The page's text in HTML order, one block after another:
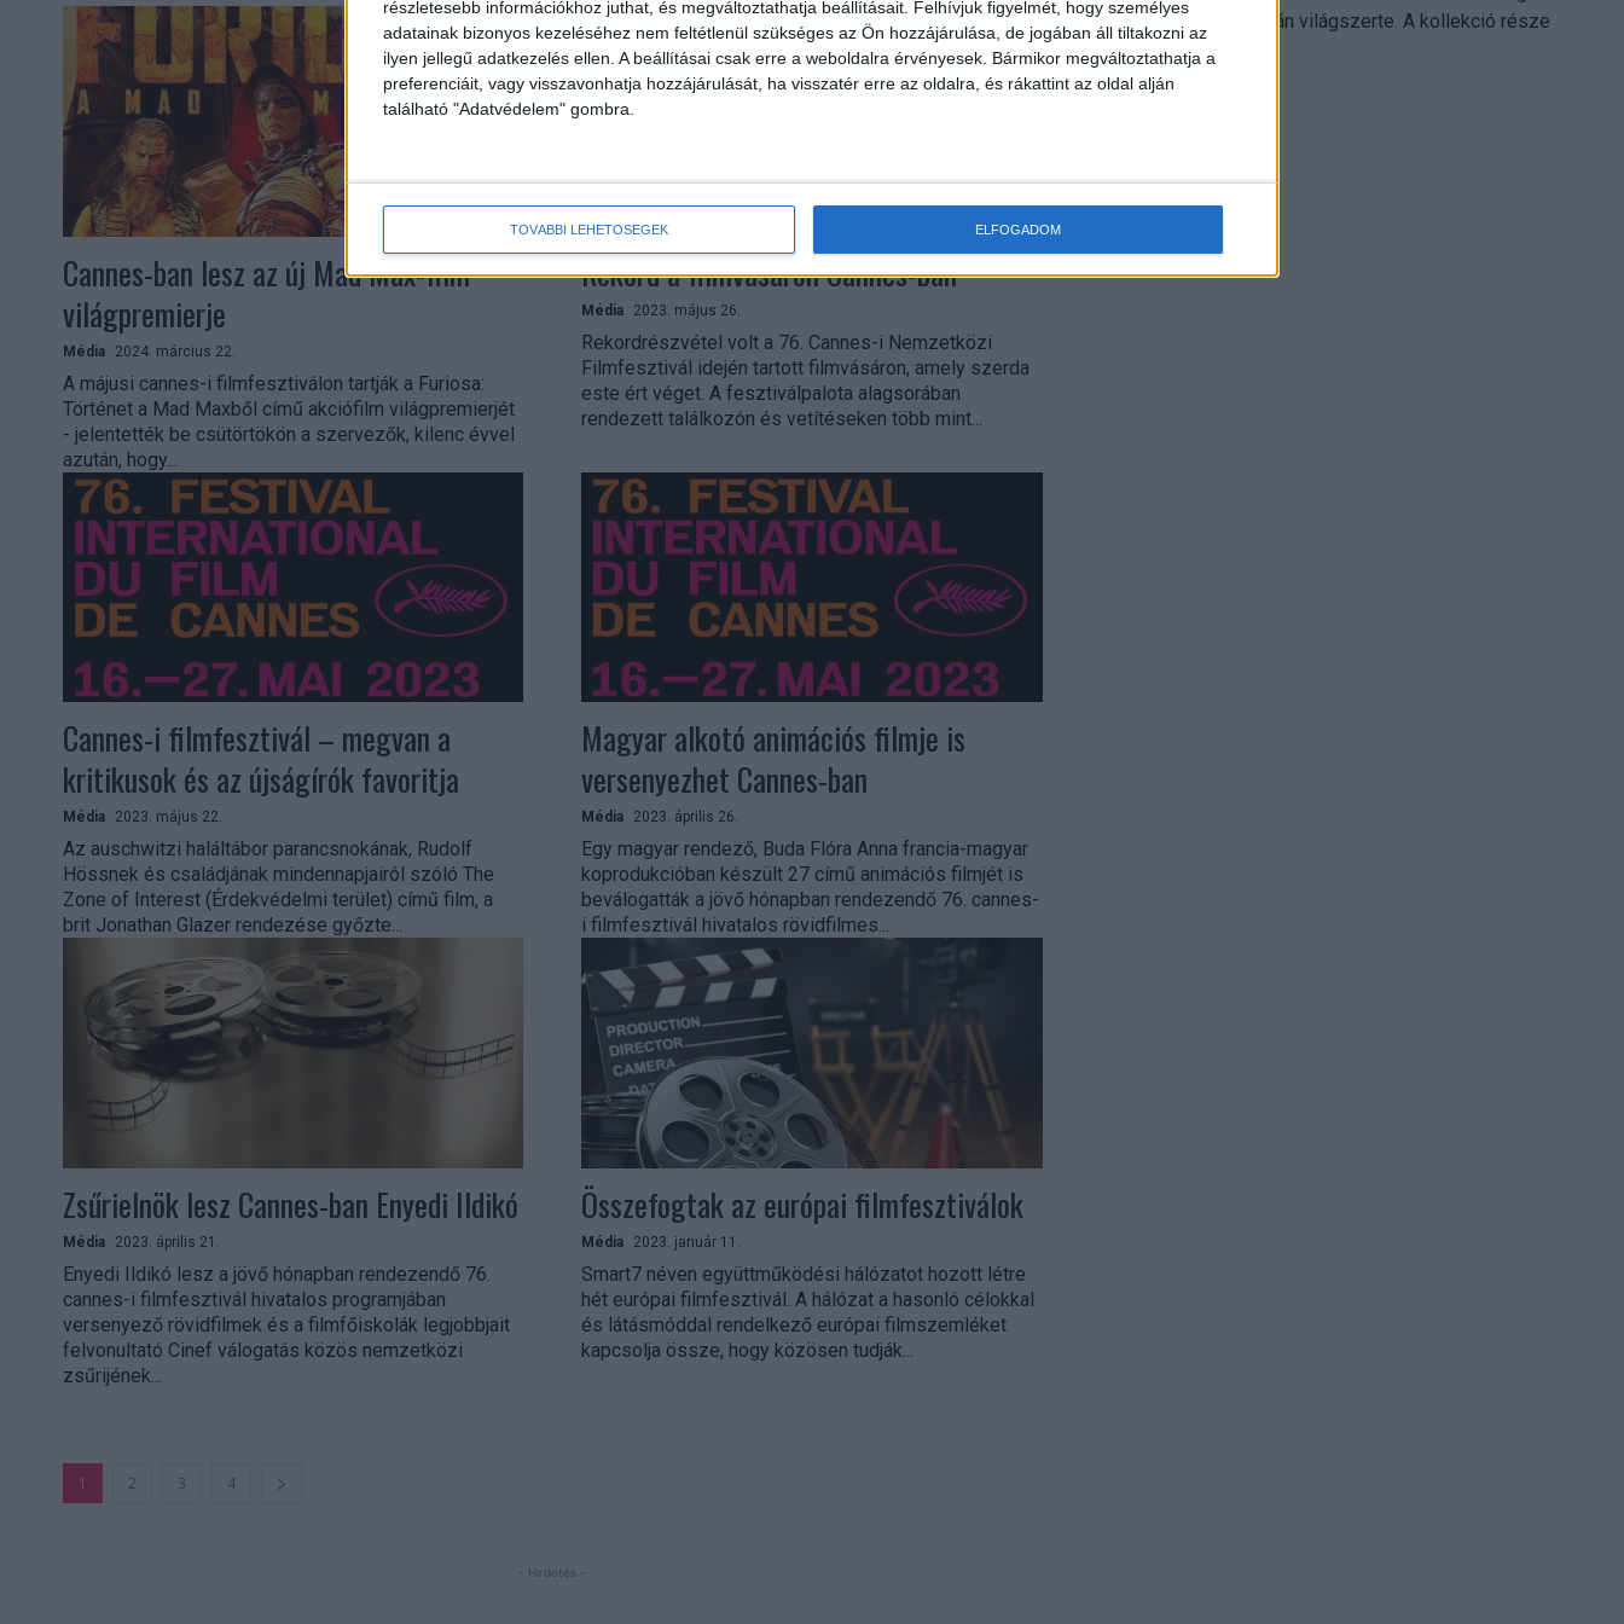
részletesebb információkhoz juthat, és megváltoztathatja beállításait. Felhívjuk figyelmét, hogy személyes
adatainak bizonyos kezeléséhez nem feltétlenül szükséges az Ön hozzájárulása, de jogában áll tiltakozni az
ilyen jellegű adatkezelés ellen. A beállításai csak erre a weboldalra érvényesek. Bármikor megváltoztathatja a
preferenciáit, vagy visszavonhatja hozzájárulását, ha visszatér erre az oldalra, és rákattint az oldal alján
található "Adatvédelem" gombra.
TOVÁBBI LEHETŐSÉGEK ELFOGADOM
Cannes-ban lesz az új Mad Max-film
világpremierje
Média 2024. március 22.
A májusi cannes-i filmfesztiválon tartják a Furiosa:
Történet a Mad Maxből című akciófilm világpremierjét
- jelentették be csütörtökön a szervezők, kilenc évvel
azután, hogy...
Rekord a filmvásáron Cannes-ban
Média 2023. május 26.
Rekordrészvétel volt a 76. Cannes-i Nemzetközi
Filmfesztivál idején tartott filmvásáron, amely szerda
este ért véget. A fesztiválpalota alagsorában
rendezett találkozón és vetítéseken több mint...
Cannes-i filmfesztivál – megvan a
kritikusok és az újságírók favoritja
Média 2023. május 22.
Az auschwitzi haláltábor parancsnokának, Rudolf
Hössnek és családjának mindennapjairól szóló The
Zone of Interest (Érdekvédelmi terület) című film, a
brit Jonathan Glazer rendezése győzte...
Magyar alkotó animációs filmje is
versenyezhet Cannes-ban
Média 2023. április 26.
Egy magyar rendező, Buda Flóra Anna francia-magyar
koprodukcióban készült 27 című animációs filmjét is
beválogatták a jövő hónapban rendezendő 76. cannes-
i filmfesztivál hivatalos rövidfilmes...
Zsűrielnök lesz Cannes-ban Enyedi Ildikó
Média 2023. április 21.
Enyedi Ildikó lesz a jövő hónapban rendezendő 76.
cannes-i filmfesztivál hivatalos programjában
versenyező rövidfilmek és a filmfőiskolák legjobbjait
felvonultató Cinef válogatás közös nemzetközi
zsűrijének...
Összefogtak az európai filmfesztiválok
Média 2023. január 11.
Smart7 néven együttműködési hálózatot hozott létre
hét európai filmfesztivál. A hálózat a hasonló célokkal
és látásmóddal rendelkező európai filmszemléket
kapcsolja össze, hogy közösen tudják...
1 2 3 4
- Hirdetés -
Electronics platformján világszerte. A kollekció része
Leonardo...